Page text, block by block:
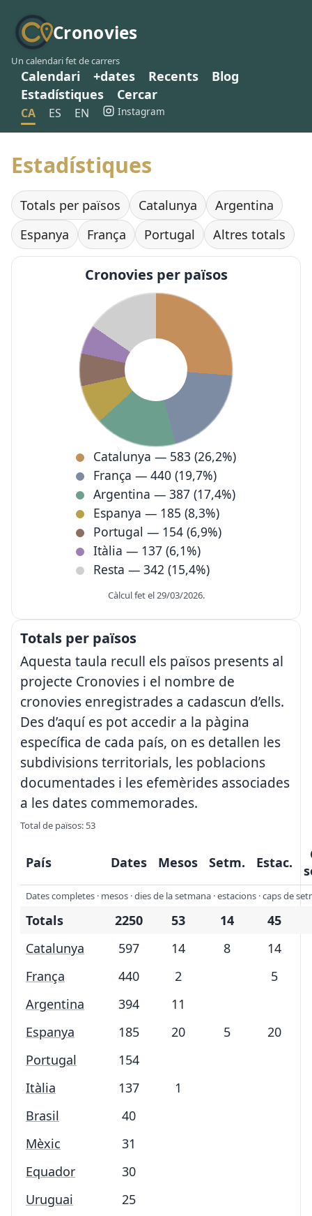
Cronovies
Un calendari fet de carrers
Calendari +dates Recents
Blog
Estadístiques
Cercar
CA ES EN Instagram
Estadístiques
Totals per països Catalunya
Argentina
Espanya
França Portugal Altres totals
Cronovies per països
Catalunya — 583 (26,2%)
França — 440 (19,7%)
Argentina — 387 (17,4%)
Espanya — 185 (8,3%)
Portugal — 154 (6,9%)
Itàlia — 137 (6,1%)
Resta — 342 (15,4%)
Càlcul fet el 29/03/2026.
Totals per països
Aquesta taula recull els països presents al
projecte Cronovies i el nombre de
cronovies enregistrades a cadascun d’ells.
Des d’aquí es pot accedir a la pàgina
específica de cada país, on es detallen les
subdivisions territorials, les poblacions
documentades i les efemèrides associades
a les dates commemorades.
Total de països: 53
País Dates Mesos Setm. Estac.
Dates completes · mesos · dies de la setmana · estacions · caps de
Totals 2250 53 14 45
Catalunya
597 14 8 14
França
440 2
5
Argentina
394
11
Espanya
185 20 5 20
Portugal
154
Itàlia
137
1
Brasil
40
Mèxic
31
Equador
30
Uruguai
25